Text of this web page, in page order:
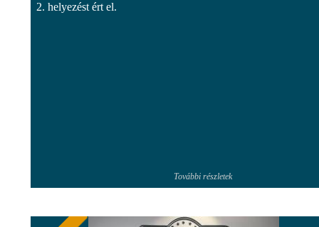
2. helyezést ért el.
További részletek